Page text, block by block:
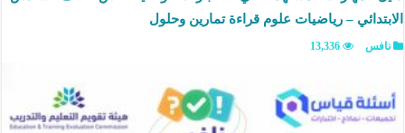
الابتدائي – رياضيات علوم قراءة تمارين وحلول
نافس 13,336